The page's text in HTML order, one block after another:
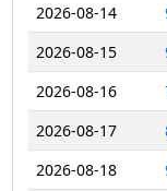
2026-08-14
2026-08-15
2026-08-16
2026-08-17
2026-08-18